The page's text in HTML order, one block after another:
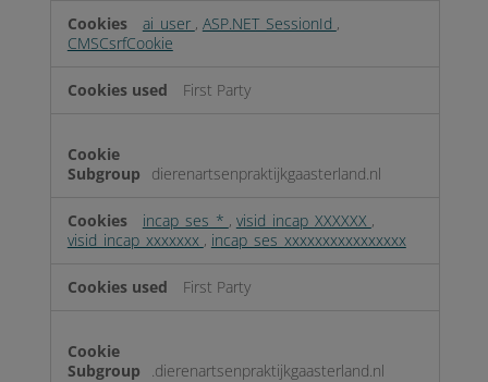
ai_user , ASP.NET_SessionId ,
CMSCsrfCookie
First Party
dierenartsenpraktijkgaasterland.nl
incap_ses_* , visid_incap_XXXXXX ,
visid_incap_xxxxxxx , incap_ses_xxxxxxxxxxxxxxxx
First Party
.dierenartsenpraktijkgaasterland.nl